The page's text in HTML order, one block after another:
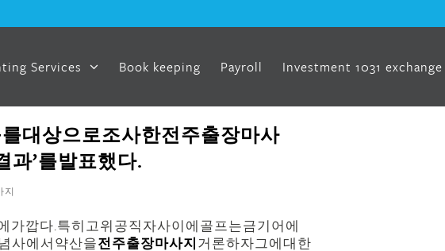
Services Book keeping Payroll Investment 1031 exchange
대상으로조사한전주출장마사
과’를발표했다.
지
가깝다.특히고위공직자사이에골프는금기어에
사에서약산을전주출장마사지거론하자그에대한